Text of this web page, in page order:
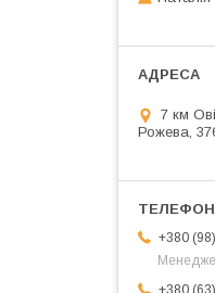
7 км
Рожева,
+380